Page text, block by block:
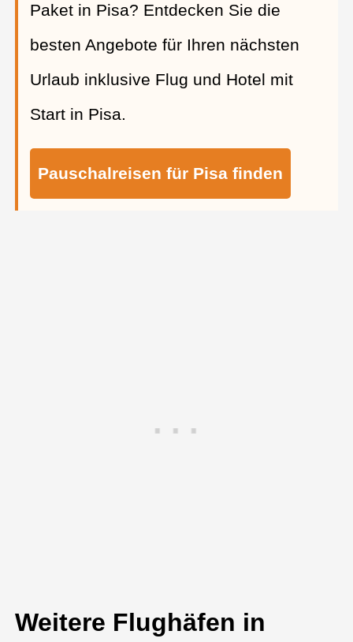
Paket in Pisa? Entdecken Sie die
besten Angebote für Ihren nächsten
Urlaub inklusive Flug und Hotel mit
Start in Pisa.
Pauschalreisen für Pisa finden
Weitere Flughäfen in